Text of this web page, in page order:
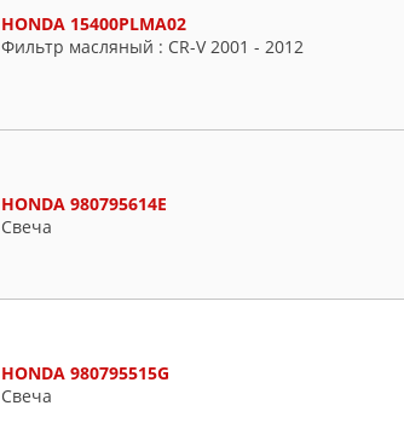
HONDA 15400PLMA02
Фильтр масляный : CR-V 2001 - 2012
HONDA 980795614E
Свеча
HONDA 980795515G
Свеча